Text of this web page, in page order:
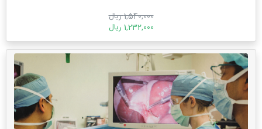
1,540,000 ریال
1,232,000 ریال